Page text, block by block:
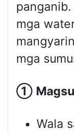
mga
mga
①
Wala